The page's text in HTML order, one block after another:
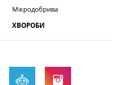
Мікродобрива
ХВОРОБИ